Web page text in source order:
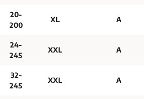
20-
200
XL A
24-
245
XXL A
32-
245
XXL A